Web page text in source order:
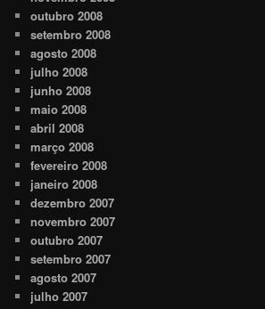
outubro 2008
setembro 2008
agosto 2008
julho 2008
junho 2008
maio 2008
abril 2008
março 2008
fevereiro 2008
janeiro 2008
dezembro 2007
novembro 2007
outubro 2007
setembro 2007
agosto 2007
julho 2007